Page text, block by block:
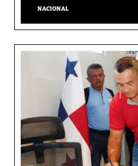
NACIONAL